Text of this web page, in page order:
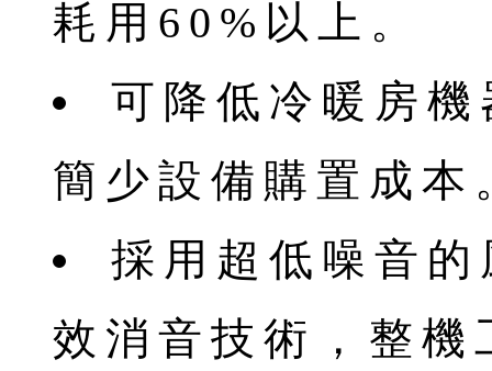
耗用60%以上。
可降低冷暖房
簡少設備購置成本
採用超低噪音
效消音技術，整